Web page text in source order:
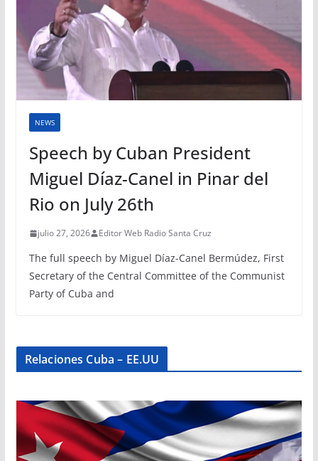
NEWS
Speech by Cuban President
Miguel Díaz-Canel in Pinar del
Rio on July 26th
julio 27, 2026 Editor Web Radio Santa Cruz
The full speech by Miguel Díaz-Canel Bermúdez, First
Secretary of the Central Committee of the Communist
Party of Cuba and
Relaciones Cuba – EE.UU